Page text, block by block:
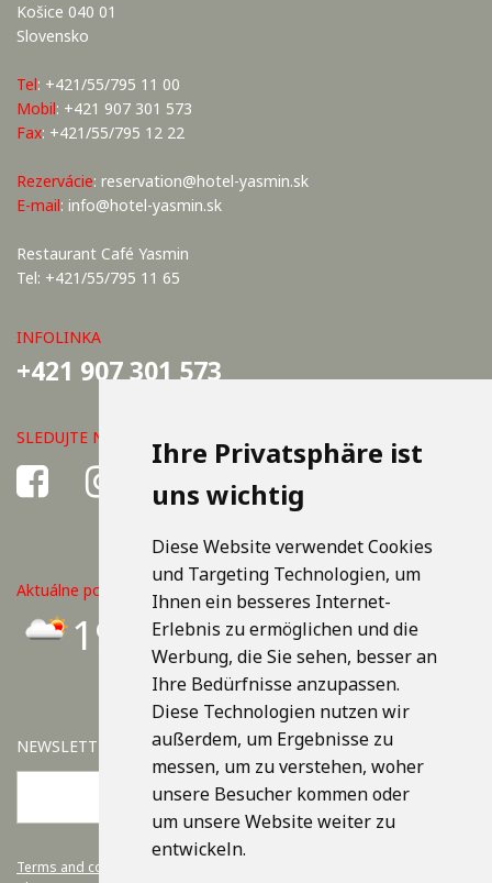
Ihre Privatsphäre ist
uns wichtig
Diese Website verwendet Cookies
und Targeting Technologien, um
Ihnen ein besseres Internet-
Erlebnis zu ermöglichen und die
Werbung, die Sie sehen, besser an
Ihre Bedürfnisse anzupassen.
Diese Technologien nutzen wir
außerdem, um Ergebnisse zu
messen, um zu verstehen, woher
unsere Besucher kommen oder
um unsere Website weiter zu
entwickeln.
Košice 040 01
Slovensko
Tel: +421/55/795 11 00
Mobil: +421 907 301 573
Fax: +421/55/795 12 22
Rezervácie: reservation@hotel-yasmin.sk
E-mail: info@hotel-yasmin.sk
Restaurant Café Yasmin
Tel: +421/55/795 11 65
INFOLINKA
+421 907 301 573
SLEDUJTE NÁS
Aktuálne počasie v Košiciach
19°C
NEWSLETTER
OK
Terms and conditions.